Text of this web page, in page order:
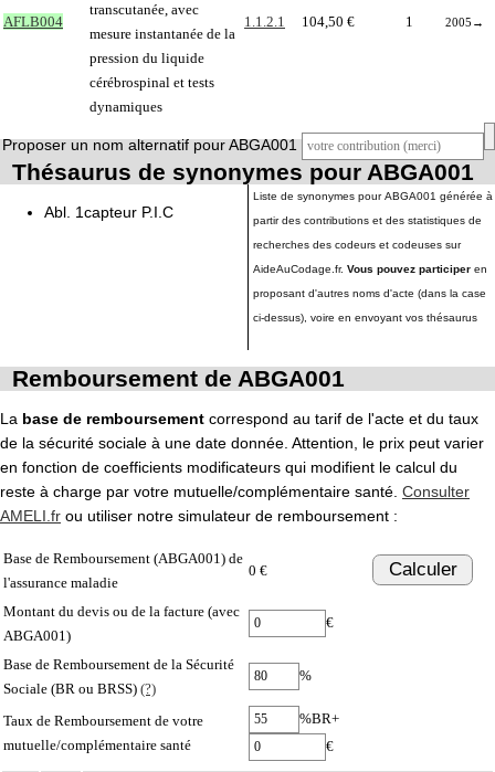
AFLB004
transcutanée, avec
mesure instantanée de la
pression du liquide
cérébrospinal et tests
dynamiques
1.1.2.1 104,50 € 1 2005 →
Proposer un nom alternatif pour ABGA001
Thésaurus de synonymes pour ABGA001
Abl. 1capteur P.I.C
Liste de synonymes pour ABGA001 générée à
partir des contributions et des statistiques de
recherches des codeurs et codeuses sur
AideAuCodage.fr. Vous pouvez participer en
proposant d'autres noms d'acte (dans la case
ci-dessus), voire en envoyant vos thésaurus
Remboursement de ABGA001
La base de remboursement correspond au tarif de l'acte et du taux
de la sécurité sociale à une date donnée. Attention, le prix peut varier
en fonction de coefficients modificateurs qui modifient le calcul du
reste à charge par votre mutuelle/complémentaire santé. Consulter
AMELI.fr ou utiliser notre simulateur de remboursement :
Base de Remboursement (ABGA001) de
l'assurance maladie
0 € Calculer
Montant du devis ou de la facture (avec
ABGA001)
€
Base de Remboursement de la Sécurité
Sociale (BR ou BRSS) (?)
%
Taux de Remboursement de votre
mutuelle/complémentaire santé
%BR+
€